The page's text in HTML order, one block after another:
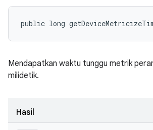
public long
Mendapatkan waktu tunggu metrik
milidetik.
Hasil